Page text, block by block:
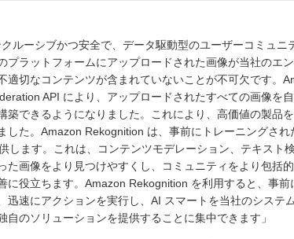
クルーシブかつ安全で、データ駆動型のユーザーコミュニ
プラットフォームにアップロードされた画像が当社のエ
適切なコンテンツが含まれていないことが不可欠です。
API により、アップロードされたすべての画像を
築できるようになりました。これにより、高価値の製品
した。Amazon Rekognition は、事前にトレーニングされ
します。これは、コンテンツモデレーション、テキスト
た画像をより見つけやすくし、コミュニティをより包括
に役立ちます。Amazon Rekognition を利用すると、事前
迅速にアクションを実行し、AI スマートを当社のシステ
自のソリューションを提供することに集中できます」